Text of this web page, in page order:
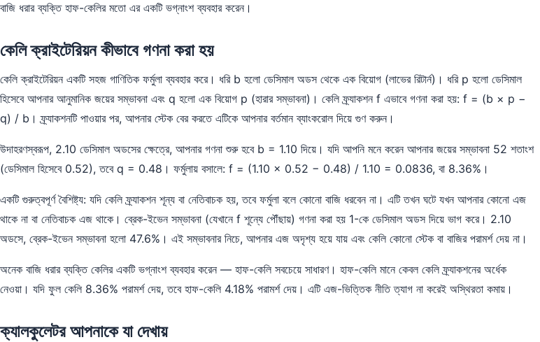
বাজি ধরার ব্যক্তি হাফ-কেলির মতো এর একটি ভগ্নাংশ ব্যবহার করেন।
কেলি ক্রাইটেরিয়ন কীভাবে গণনা করা হয়
কেলি ক্রাইটেরিয়ন একটি সহজ গাণিতিক ফর্মুলা ব্যবহার করে। ধরি b হলো ডেসিমাল অডস থেকে এক বিয়োগ (লাভের রিটার্ন)। ধরি p হলো ডেসিমাল
হিসেবে আপনার আনুমানিক জয়ের সম্ভাবনা এবং q হলো এক বিয়োগ p (হারার সম্ভাবনা)। কেলি ফ্র্যাকশন f এভাবে গণনা করা হয়: f = (b × p −
q) / b। ফ্র্যাকশনটি পাওয়ার পর, আপনার স্টেক বের করতে এটিকে আপনার বর্তমান ব্যাংকরোল দিয়ে গুণ করুন।
উদাহরণস্বরূপ, 2.10 ডেসিমাল অডসের ক্ষেত্রে, আপনার গণনা শুরু হবে b = 1.10 দিয়ে। যদি আপনি মনে করেন আপনার জয়ের সম্ভাবনা 52 শতাংশ
(ডেসিমাল হিসেবে 0.52), তবে q = 0.48। ফর্মুলায় বসালে: f = (1.10 × 0.52 − 0.48) / 1.10 = 0.0836, বা 8.36%।
একটি গুরুত্বপূর্ণ বৈশিষ্ট্য: যদি কেলি ফ্র্যাকশন শূন্য বা নেতিবাচক হয়, তবে ফর্মুলা বলে কোনো বাজি ধরবেন না। এটি তখন ঘটে যখন আপনার কোনো এজ
থাকে না বা নেতিবাচক এজ থাকে। ব্রেক-ইভেন সম্ভাবনা (যেখানে f শূন্যে পৌঁছায়) গণনা করা হয় 1-কে ডেসিমাল অডস দিয়ে ভাগ করে। 2.10
অডসে, ব্রেক-ইভেন সম্ভাবনা হলো 47.6%। এই সম্ভাবনার নিচে, আপনার এজ অদৃশ্য হয়ে যায় এবং কেলি কোনো স্টেক বা বাজির পরামর্শ দেয় না।
অনেক বাজি ধরার ব্যক্তি কেলির একটি ভগ্নাংশ ব্যবহার করেন — হাফ-কেলি সবচেয়ে সাধারণ। হাফ-কেলি মানে কেবল কেলি ফ্র্যাকশনের অর্ধেক
নেওয়া। যদি ফুল কেলি 8.36% পরামর্শ দেয়, তবে হাফ-কেলি 4.18% পরামর্শ দেয়। এটি এজ-ভিত্তিক নীতি ত্যাগ না করেই অস্থিরতা কমায়।
ক্যালকুলেটর আপনাকে যা দেখায়